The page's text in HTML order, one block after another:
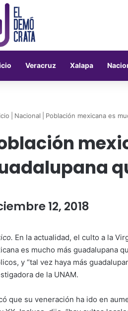
Veracruz Xalapa
Nacional Población mexicana es
12, 2018
En la actualidad, el culto a la
es mucho más guadalupana
y “tal vez haya más
de la UNAM.
que su veneración ha ido en